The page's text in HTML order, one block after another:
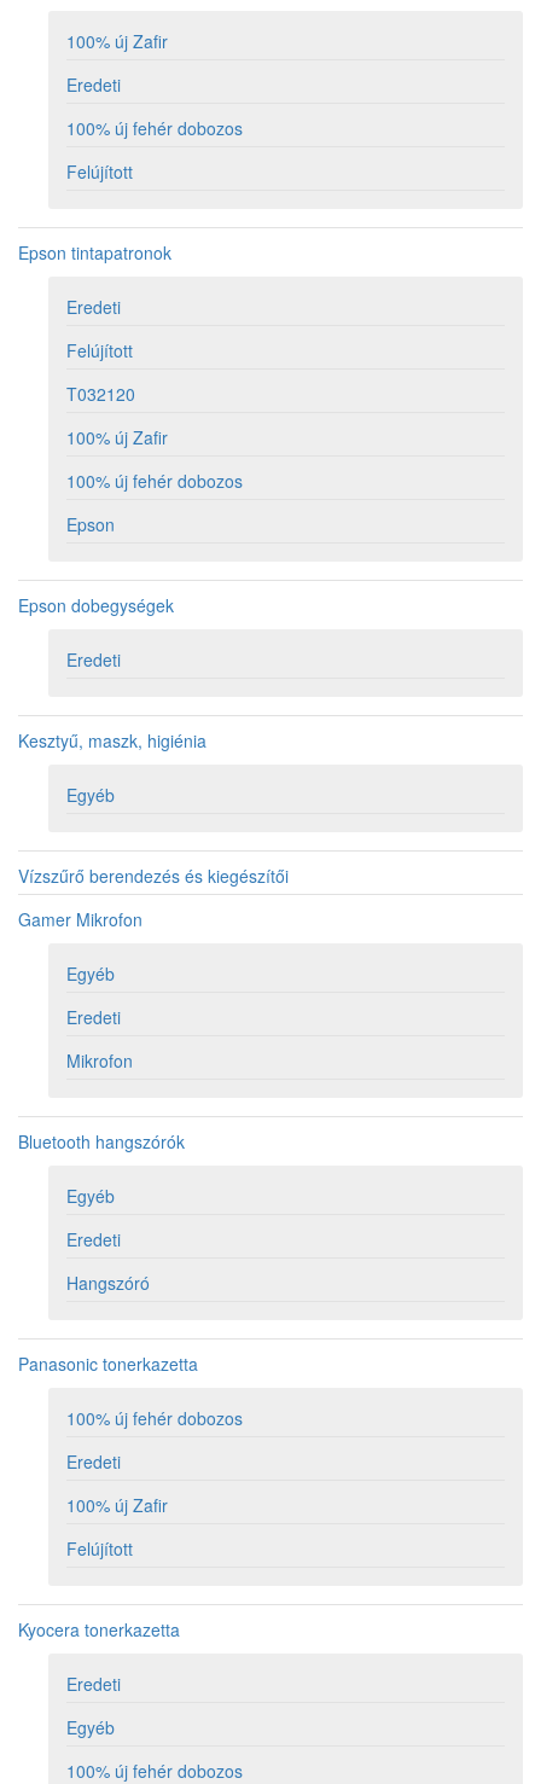
100% új Zafir
Eredeti
100% új fehér dobozos
Felújított
Epson tintapatronok
Eredeti
Felújított
T032120
100% új Zafir
100% új fehér dobozos
Epson
Epson dobegységek
Eredeti
Kesztyű, maszk, higiénia
Egyéb
Vízszűrő berendezés és kiegészítői
Gamer Mikrofon
Egyéb
Eredeti
Mikrofon
Bluetooth hangszórók
Egyéb
Eredeti
Hangszóró
Panasonic tonerkazetta
100% új fehér dobozos
Eredeti
100% új Zafir
Felújított
Kyocera tonerkazetta
Eredeti
Egyéb
100% új fehér dobozos